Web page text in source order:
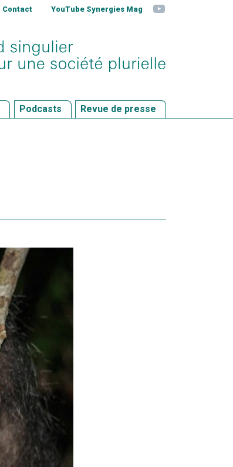
Contact YouTube Synergies Mag YouTube
Podcasts Revue de presse